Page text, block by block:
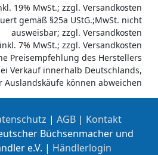
19% MwSt.; zzgl. Versandkosten
gemäß §25a UStG.;MwSt. nicht
ausweisbar; zzgl. Versandkosten
inkl. 7% MwSt.; zzgl. Versandkosten
Preisempfehlung des Herstellers
Verkauf innerhalb Deutschlands,
Auslandskäufe können abweichen
| AGB | Kontakt
Büchsenmacher und
e.V. | Händlerlogin